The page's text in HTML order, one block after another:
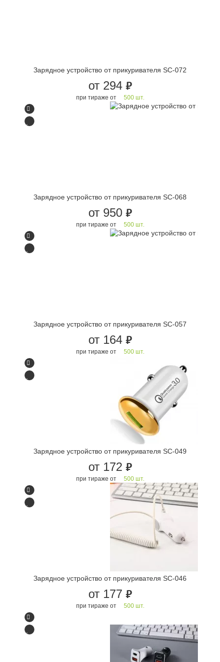
Зарядное устройство от прикуривателя SC-072
от 294 руб.
при тираже от 500 шт.
Зарядное устройство от прикуривателя SC-068
от 950 руб.
при тираже от 500 шт.
Зарядное устройство от прикуривателя SC-057
от 164 руб.
при тираже от 500 шт.
Зарядное устройство от прикуривателя SC-049
от 172 руб.
при тираже от 500 шт.
Зарядное устройство от прикуривателя SC-046
от 177 руб.
при тираже от 500 шт.